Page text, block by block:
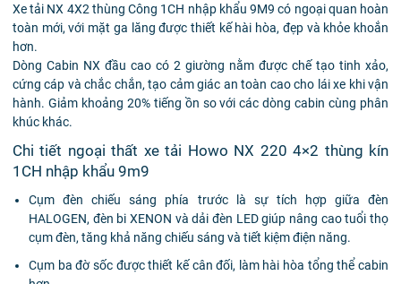
Xe tải NX 4X2 thùng Công 1CH nhập khẩu 9M9 có ngoại quan hoàn
toàn mới, với mặt ga lăng được thiết kế hài hòa, đẹp và khỏe khoắn
hơn.
Dòng Cabin NX đầu cao có 2 giường nằm được chế tạo tinh xảo,
cứng cáp và chắc chắn, tạo cảm giác an toàn cao cho lái xe khi vận
hành. Giảm khoảng 20% tiếng ồn so với các dòng cabin cùng phân
khúc khác.
Chi tiết ngoại thất xe tải Howo NX 220 4×2 thùng kín
1CH nhập khẩu 9m9
Cụm đèn chiếu sáng phía trước là sự tích hợp giữa đèn
HALOGEN, đèn bi XENON và dải đèn LED giúp nâng cao tuổi thọ
cụm đèn, tăng khả năng chiếu sáng và tiết kiệm điện năng.
Cụm ba đờ sốc được thiết kế cân đối, làm hài hòa tổng thể cabin